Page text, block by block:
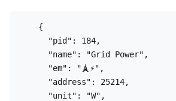
    {
      "pid": 184,
      "name": "Grid Power",
      "em": "🗼⚡",
      "address": 25214,
      "unit": "W",